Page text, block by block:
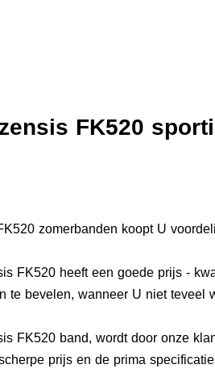
FK520
zomerbanden koopt U
FK520 heeft een goede prijs -
te bevelen, wanneer U niet teveel
FK520 band, wordt door onze
prijs en de prima